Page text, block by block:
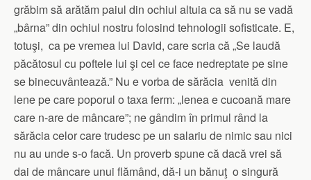
grăbim să arătăm paiul din ochiul altuia ca să nu se vadă
„bârna” din ochiul nostru folosind tehnologii sofisticate. E,
totuşi, ca pe vremea lui David, care scria că „Se laudă
păcătosul cu poftele lui şi cel ce face nedreptate pe sine
se binecuvântează.” Nu e vorba de sărăcia venită din
lene pe care poporul o taxa ferm: „lenea e cucoană mare
care n-are de mâncare”; ne gândim în primul rând la
sărăcia celor care trudesc pe un salariu de nimic sau nici
nu au unde s-o facă. Un proverb spune că dacă vrei să
dai de mâncare unui flămând, dă-i un bănuţ o singură